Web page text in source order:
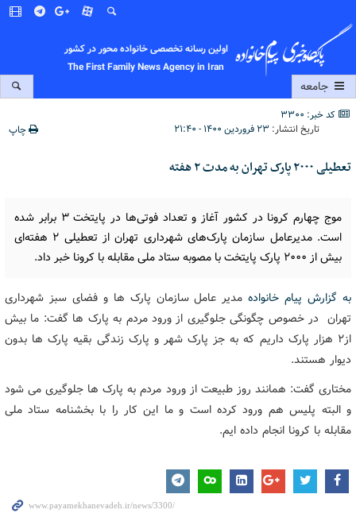
اولین رسانه تخصصی خانواده محور در کشور
The First Family News Agency in Iran
جامعه
کد خبر: 3300
تاریخ انتشار: ۲۳ فروردین ۱۴۰۰ - ۲۱:۴۰ چاپ
تعطیلی ۲۰۰۰ پارک تهران به مدت ۲ هفته
موج چهارم کرونا در کشور آغاز و تعداد فوتی‌ها در پایتخت ۳ برابر شده
است. مدیرعامل سازمان پارک‌های شهرداری تهران از تعطیلی ۲ هفته‌ای
بیش از ۲۰۰۰ پارک پایتخت با مصوبه ستاد ملی مقابله با کرونا خبر داد.
به گزارش پیام خانوادهمدیر عامل سازمان پارک ها و فضای سبز شهرداری
تهران در خصوص چگونگی جلوگیری از ورود مردم به پارک ها گفت: ما بیش
از۲ هزار پارک داریم که به جز پارک شهر و پارک زندگی بقیه پارک ها بدون
دیوار هستند.
مختاری گفت: همانند روز طبیعت از ورود مردم به پارک ها جلوگیری می شود
و البته پلیس هم ورود کرده است و ما این کار را با بخشنامه ستاد ملی
مقابله با کرونا انجام داده ایم.